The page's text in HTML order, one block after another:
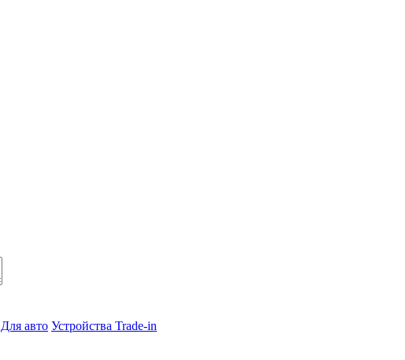
Для авто Устройства Trade-in